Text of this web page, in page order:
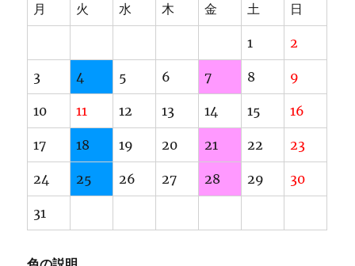
月
火 水 木 金 土 日
1 2
3 4 5 6 7 8 9
10 11 12 13 14 15 16
17 18 19 20 21 22 23
24 25 26 27 28 29 30
31